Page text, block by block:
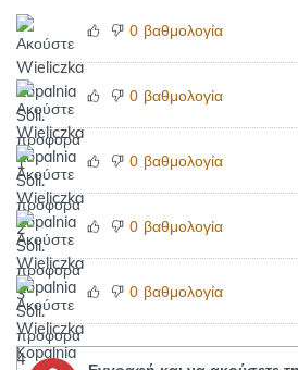
0 βαθμολογία
0 βαθμολογία
0 βαθμολογία
0 βαθμολογία
0 βαθμολογία